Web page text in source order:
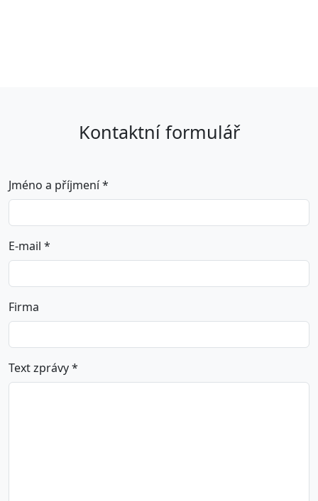
Kontaktní formulář
Jméno a příjmení *
E-mail *
Firma
Text zprávy *